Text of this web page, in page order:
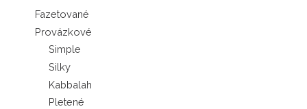
Fazetované
Provázkové
Simple
Silky
Kabbalah
Pletené